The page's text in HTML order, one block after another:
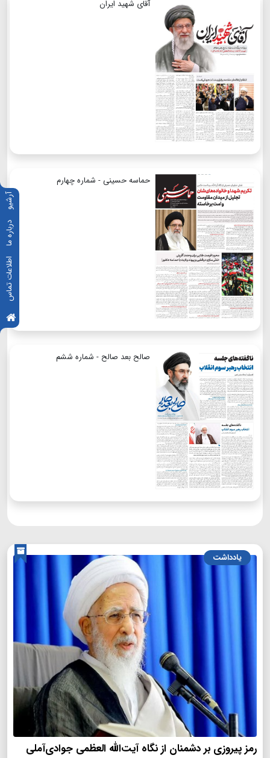
آرشیو
درباره ما
اطلاعات تماس
آقای شهید ایران
حماسه حسینی - شماره چهارم
صالح بعد صالح - شماره ششم
یادداشت
رمز پیروزی بر دشمنان از نگاه آیت‌الله العظمی جوادی‌آملی